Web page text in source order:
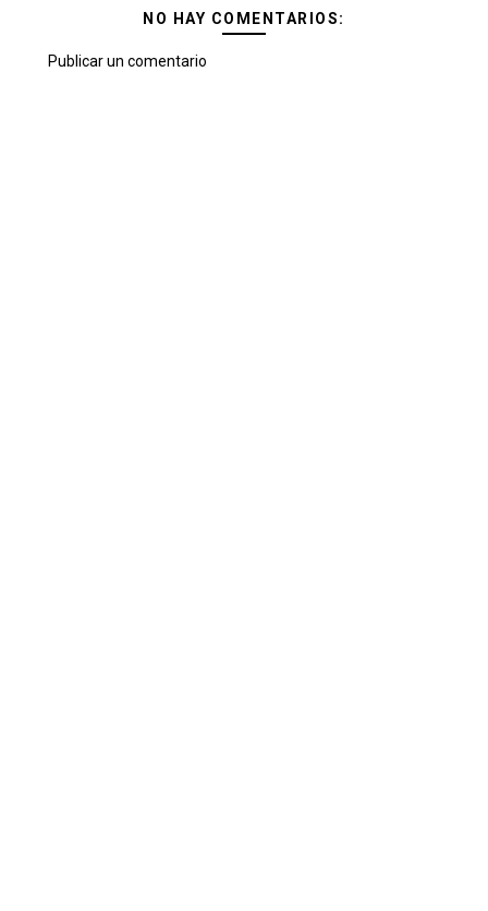
NO HAY COMENTARIOS:
Publicar un comentario